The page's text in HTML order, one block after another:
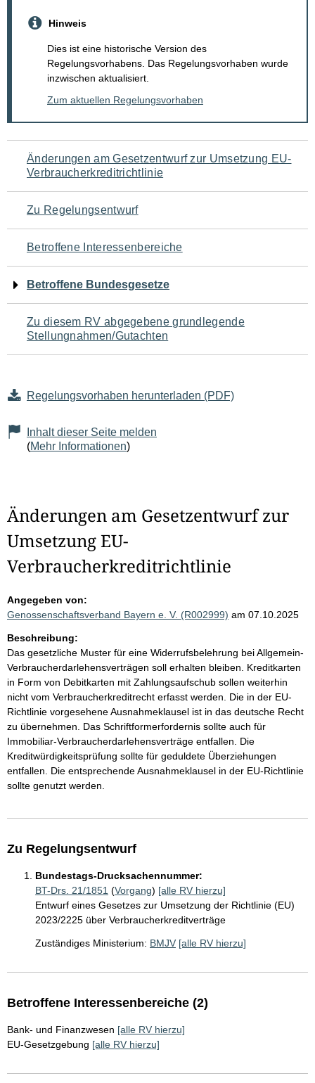
Hinweis
Dies ist eine historische Version des
Regelungsvorhabens. Das Regelungsvorhaben wurde
inzwischen aktualisiert.
Zum aktuellen Regelungsvorhaben
Navigation
für
den
Seiteninhalt
Änderungen am Gesetzentwurf zur Umsetzung EU-
Verbraucherkreditrichtlinie
Zu Regelungsentwurf
Betroffene Interessenbereiche
Betroffene Bundesgesetze
Zu diesem RV abgegebene grundlegende
Stellungnahmen/Gutachten
Regelungsvorhaben herunterladen (PDF)
Inhalt dieser Seite melden
(Mehr Informationen)
Änderungen am Gesetzentwurf zur
Umsetzung EU-
Verbraucherkreditrichtlinie
Angegeben von:
Genossenschaftsverband Bayern e. V. (R002999) am 07.10.2025
Beschreibung:
Das gesetzliche Muster für eine Widerrufsbelehrung bei Allgemein-
Verbraucherdarlehensverträgen soll erhalten bleiben. Kreditkarten
in Form von Debitkarten mit Zahlungsaufschub sollen weiterhin
nicht vom Verbraucherkreditrecht erfasst werden. Die in der EU-
Richtlinie vorgesehene Ausnahmeklausel ist in das deutsche Recht
zu übernehmen. Das Schriftformerfordernis sollte auch für
Immobiliar-Verbraucherdarlehensverträge entfallen. Die
Kreditwürdigkeitsprüfung sollte für geduldete Überziehungen
entfallen. Die entsprechende Ausnahmeklausel in der EU-Richtlinie
sollte genutzt werden.
Zu Regelungsentwurf
Bundestags-Drucksachennummer:
BT-Drs. 21/1851 (Vorgang) [alle RV hierzu]
Entwurf eines Gesetzes zur Umsetzung der Richtlinie (EU)
2023/2225 über Verbraucherkreditverträge
Zuständiges Ministerium: BMJV [alle RV hierzu]
Betroffene Interessenbereiche (2)
Bank- und Finanzwesen [alle RV hierzu]
EU-Gesetzgebung [alle RV hierzu]